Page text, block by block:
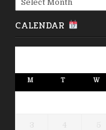
CALENDAR
M T W
3 4 5